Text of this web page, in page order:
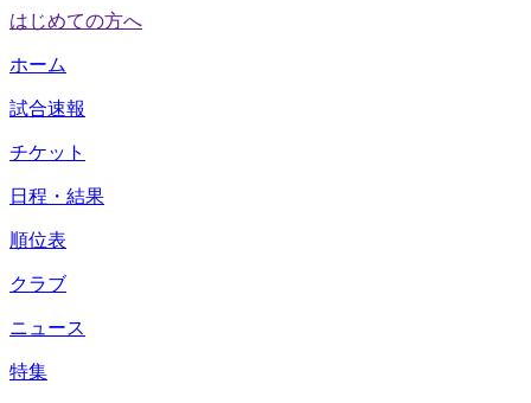
はじめての方へ
ホーム
試合速報
チケット
日程・結果
順位表
クラブ
ニュース
特集